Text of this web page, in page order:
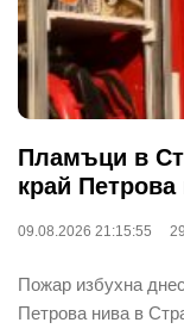
Пламъци в
край Петрова
09.08.2026 21:15:55
Пожар избухна
Петрова нива в